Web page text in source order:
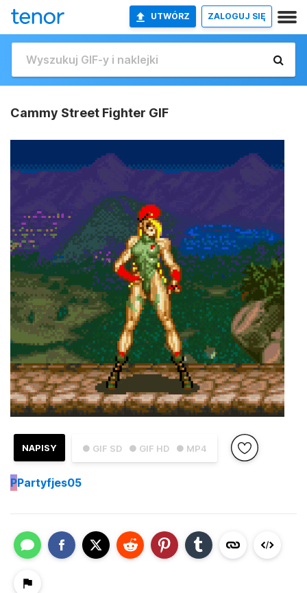
UTWÓRZ ZALOGUJ SIĘ
Cammy Street Fighter GIF
● GIF SD ● GIF HD ● MP4
NAPISY
PPartyfjes05